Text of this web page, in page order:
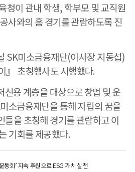
청이 관내 학생, 학부모 및 교직원
사와의 홈 경기를 관람하도록 진
SK미소금융재단(이사장 지동섭)
』 초청행사도 시행했다.
용 계층을 대상으로 창업 및 운
소금융재단을 통해 자립의 꿈을
들을 초청해 경기를 관람하고 이
기회를 제공했다.
동회’ 지속 후원으로 ESG 가치 실천